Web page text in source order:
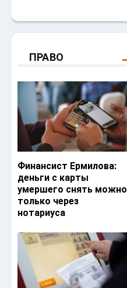
ПРАВО
Финансист Ермилова:
деньги с карты
умершего снять можно
только через
нотариуса